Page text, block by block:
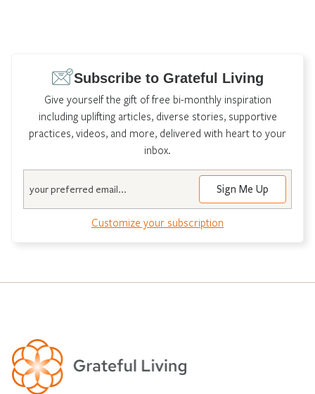
Subscribe to Grateful Living
Give yourself the gift of free bi-monthly inspiration
including uplifting articles, diverse stories, supportive
practices, videos, and more, delivered with heart to your
inbox.
Customize your subscription